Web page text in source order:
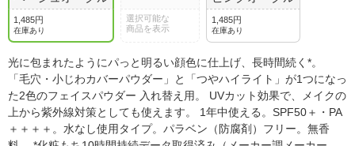
1,485円
在庫あり
選択可能な
商品を表示
1,485円
在庫あり
光に包まれたようにパっと明るい顔色に仕上げ、長時間続く*。
「毛穴・小じわカバーパウダー」と「つやハイライト」が1つになっ
た2色のフェイスパウダー 入れ替え用。 UVカット効果で、メイクの
上から紫外線対策としても使えます。 1年中使える。SPF50＋・PA
＋＋＋＋。水なし使用タイプ。パラベン（防腐剤）フリー。無香